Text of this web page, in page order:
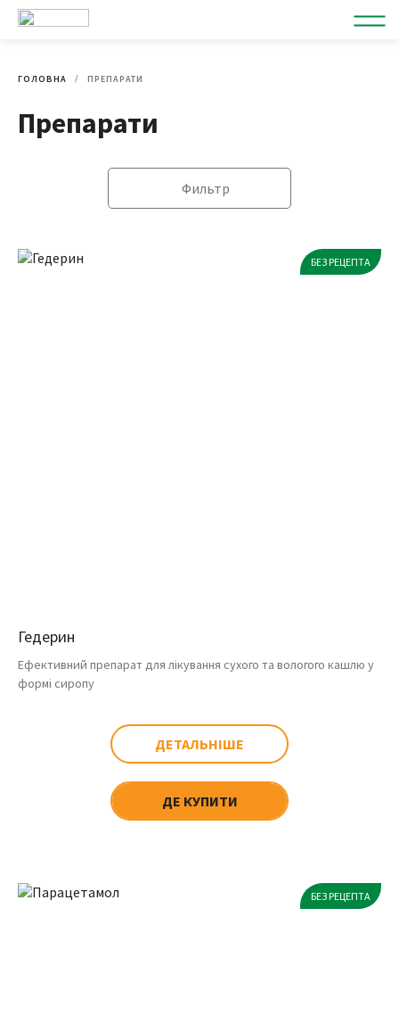
ГОЛОВНА ПРЕПАРАТИ
Препарати
Фильтр
БЕЗ РЕЦЕПТА
Гедерин
Ефективний препарат для лікування сухого та вологого кашлю у
формі сиропу
ДЕТАЛЬНІШЕ
ДЕ КУПИТИ
БЕЗ РЕЦЕПТА